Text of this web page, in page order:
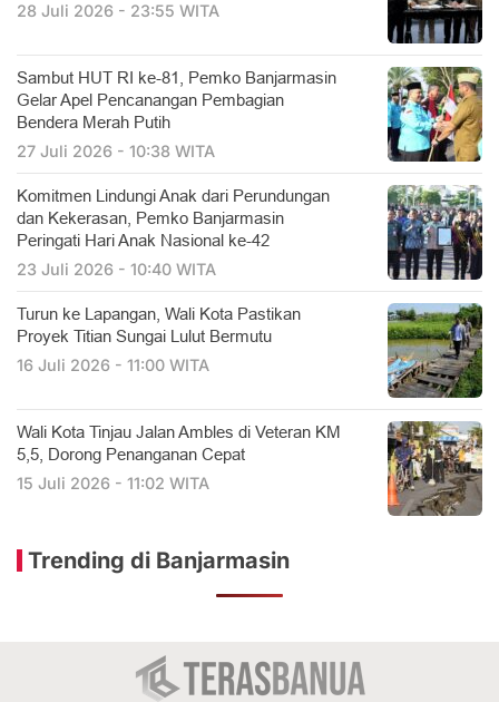
28 Juli 2026 - 23:55 WITA
Sambut HUT RI ke-81, Pemko Banjarmasin
Gelar Apel Pencanangan Pembagian
Bendera Merah Putih
27 Juli 2026 - 10:38 WITA
Komitmen Lindungi Anak dari Perundungan
dan Kekerasan, Pemko Banjarmasin
Peringati Hari Anak Nasional ke-42
23 Juli 2026 - 10:40 WITA
Turun ke Lapangan, Wali Kota Pastikan
Proyek Titian Sungai Lulut Bermutu
16 Juli 2026 - 11:00 WITA
​Wali Kota Tinjau Jalan Ambles di Veteran KM
5,5, Dorong Penanganan Cepat
15 Juli 2026 - 11:02 WITA
Trending di Banjarmasin